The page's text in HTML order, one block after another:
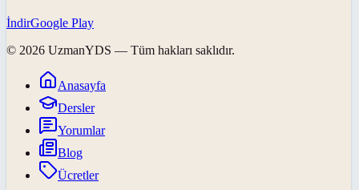
İndirGoogle Play
© 2026 UzmanYDS — Tüm hakları saklıdır.
Anasayfa
Dersler
Yorumlar
Blog
Ücretler